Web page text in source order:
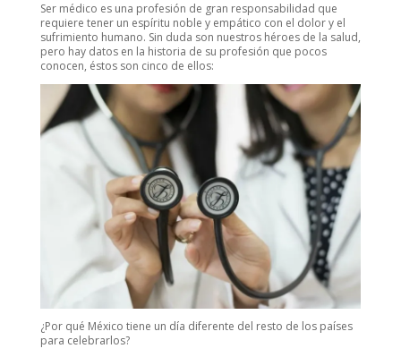
Ser médico es una profesión de gran responsabilidad que
requiere tener un espíritu noble y empático con el dolor y el
sufrimiento humano. Sin duda son nuestros héroes de la salud,
pero hay datos en la historia de su profesión que pocos
conocen, éstos son cinco de ellos:
¿Por qué México tiene un día diferente del resto de los países
para celebrarlos?